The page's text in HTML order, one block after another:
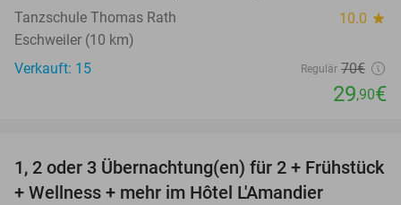
Tanzschule Thomas Rath 10.0 star
Eschweiler (10 km)
Verkauft: 15
Regulär 70€
29,90€
32%
TODAY
1, 2 oder 3 Übernachtung(en) für 2 + Frühstück
+ Wellness + mehr im Hôtel L'Amandier